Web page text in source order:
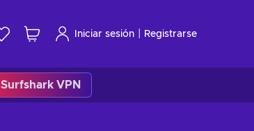
Iniciar sesión Registrarse
Surfshark VPN